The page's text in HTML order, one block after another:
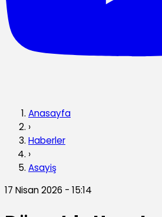
Anasayfa
›
Haberler
›
Asayiş
17 Nisan 2026 - 15:14